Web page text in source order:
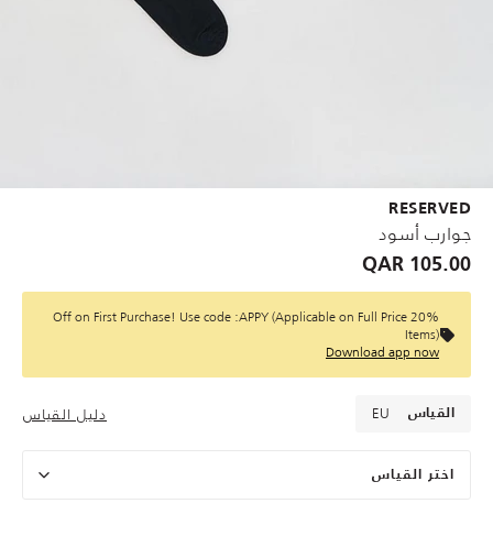
RESERVED
جوارب أسود
105.00 QAR
20% Off on First Purchase! Use code :APPY (Applicable on Full Price
Items)
Download app now
القياس EU دليل القياس
اختر القياس